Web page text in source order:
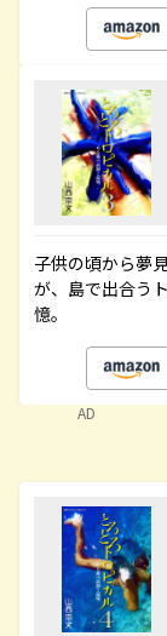
子供の頃から夢
が、島で出合う
憶。
AD